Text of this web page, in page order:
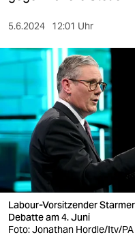
sport
berlin
nord
wahrheit
verlag
verlag
veranstaltungen
5.6.2024 12:01 Uhr
Labour-Vorsitzender
Debatte am 4. Juni
Foto: Jonathan Hordle/Itv/